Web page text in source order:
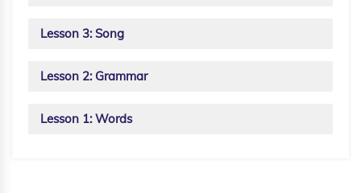
Lesson 3: Song
Lesson 2: Grammar
Lesson 1: Words